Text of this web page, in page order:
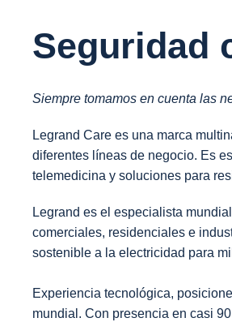
Seguridad
Siempre tomamos en cuenta las
Legrand Care es una marca
diferentes líneas de negocio. Es
telemedicina y soluciones para
Legrand es el especialista
comerciales, residenciales e
sostenible a la electricidad para
Experiencia tecnológica,
mundial. Con presencia en casi